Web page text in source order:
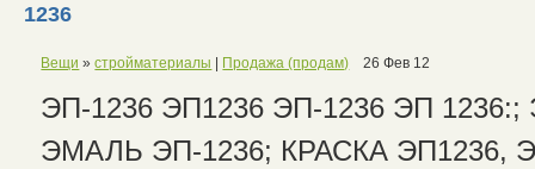
1236
Вещи »стройматериалы Продажа (продам) 26 Фев 12
ЭП-1236 ЭП1236 ЭП-1236 ЭП
ЭМАЛЬ ЭП-1236; КРАСКА ЭП1236,